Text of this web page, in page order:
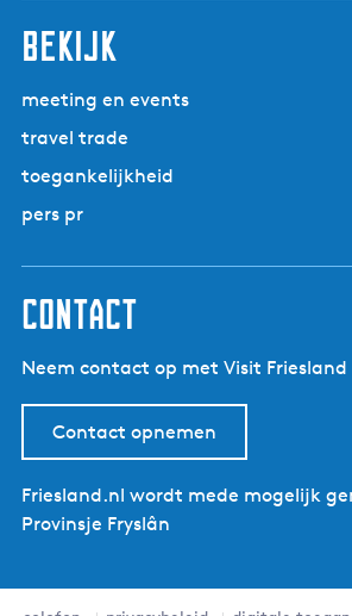
bekijk
meeting en events
travel trade
toegankelijkheid
pers pr
contact
Neem contact op met Visit Friesland
Contact opnemen
Friesland.nl wordt mede mogelijk
Provinsje Fryslân